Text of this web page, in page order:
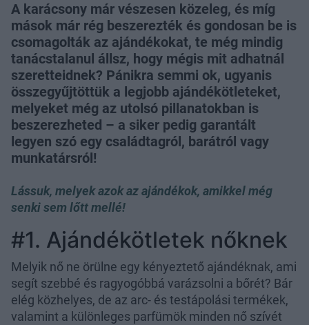
A karácsony már vészesen közeleg, és míg
mások már rég beszerezték és gondosan be is
csomagolták az ajándékokat, te még mindig
tanácstalanul állsz, hogy mégis mit adhatnál
szeretteidnek? Pánikra semmi ok, ugyanis
összegyűjtöttük a legjobb ajándékötleteket,
melyeket még az utolsó pillanatokban is
beszerezheted – a siker pedig garantált
legyen szó egy családtagról, barátról vagy
munkatársról!
Lássuk, melyek azok az ajándékok, amikkel még
senki sem lőtt mellé!
#1. Ajándékötletek nőknek
Melyik nő ne örülne egy kényeztető ajándéknak, ami
segít szebbé és ragyogóbbá varázsolni a bőrét? Bár
elég közhelyes, de az arc- és testápolási termékek,
valamint a különleges parfümök minden nő szívét